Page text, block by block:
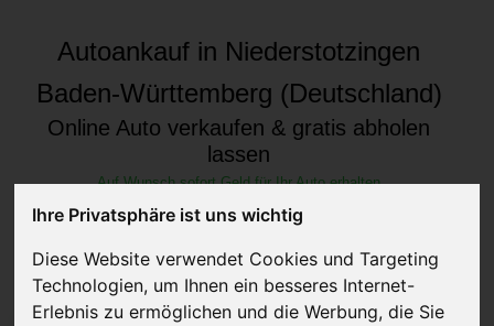
Ihre Privatsphäre ist uns wichtig
Diese Website verwendet Cookies und Targeting
Technologien, um Ihnen ein besseres Internet-
Erlebnis zu ermöglichen und die Werbung, die Sie
Autoankauf in Niederstotzingen
Baden-Württemberg (Deutschland)
Online Auto verkaufen & gratis abholen
lassen
Auf Wunsch sofort Geld für Ihr Auto erhalten